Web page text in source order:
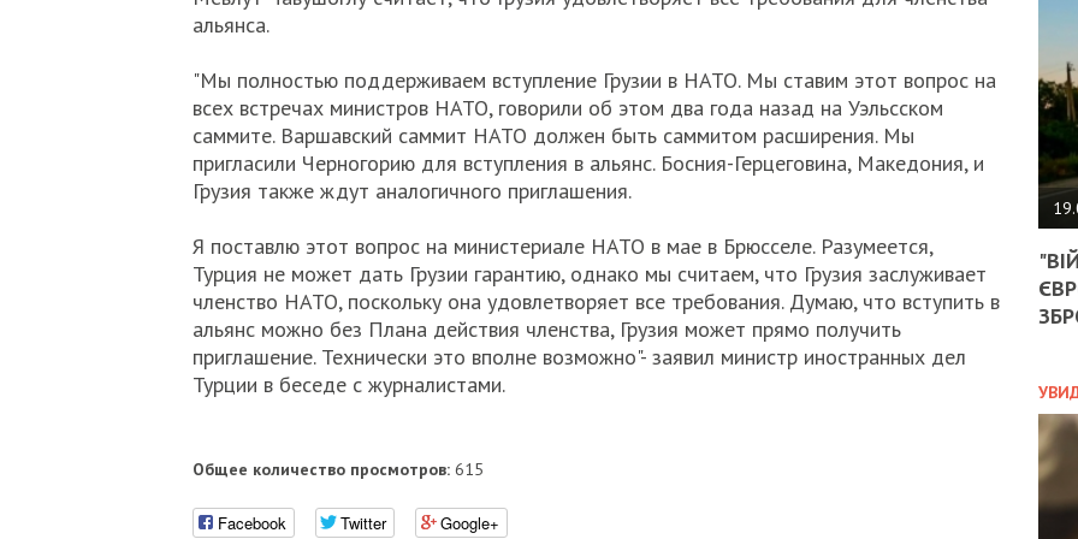
альянса.
"Мы полностью поддерживаем вступление Грузии в НАТО. Мы ставим этот вопрос на
всех встречах министров НАТО, говорили об этом два года назад на Уэльсском
саммите. Варшавский саммит НАТО должен быть саммитом расширения. Мы
пригласили Черногорию для вступления в альянс. Босния-Герцеговина, Македония, и
Грузия также ждут аналогичного приглашения.
Я поставлю этот вопрос на министериале НАТО в мае в Брюсселе. Разумеется,
Турция не может дать Грузии гарантию, однако мы считаем, что Грузия заслуживает
членство НАТО, поскольку она удовлетворяет все требования. Думаю, что вступить в
альянс можно без Плана действия членства, Грузия может прямо получить
приглашение. Технически это вполне возможно"- заявил министр иностранных дел
Турции в беседе с журналистами.
Общее количество просмотров:615
Facebook Twitter Google+
НА